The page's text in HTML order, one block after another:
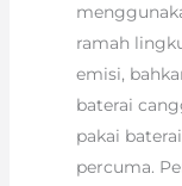
ramah
emisi,
baterai
pakai
percuma.